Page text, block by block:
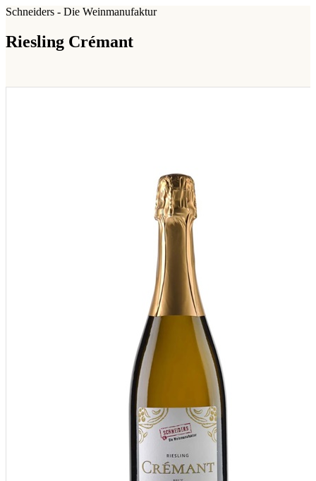
Schneiders - Die Weinmanufaktur
Riesling Crémant